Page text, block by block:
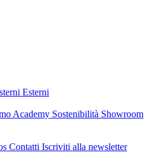
Esterni
Academy Sostenibilità Showroom
Contatti Iscriviti alla newsletter